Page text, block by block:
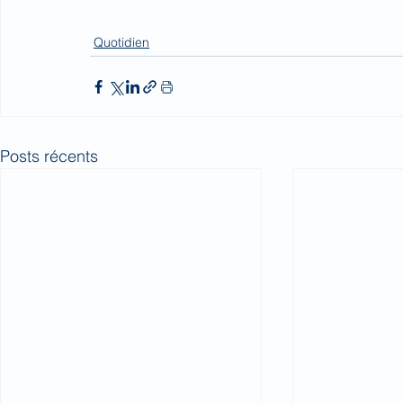
Quotidien
Posts récents